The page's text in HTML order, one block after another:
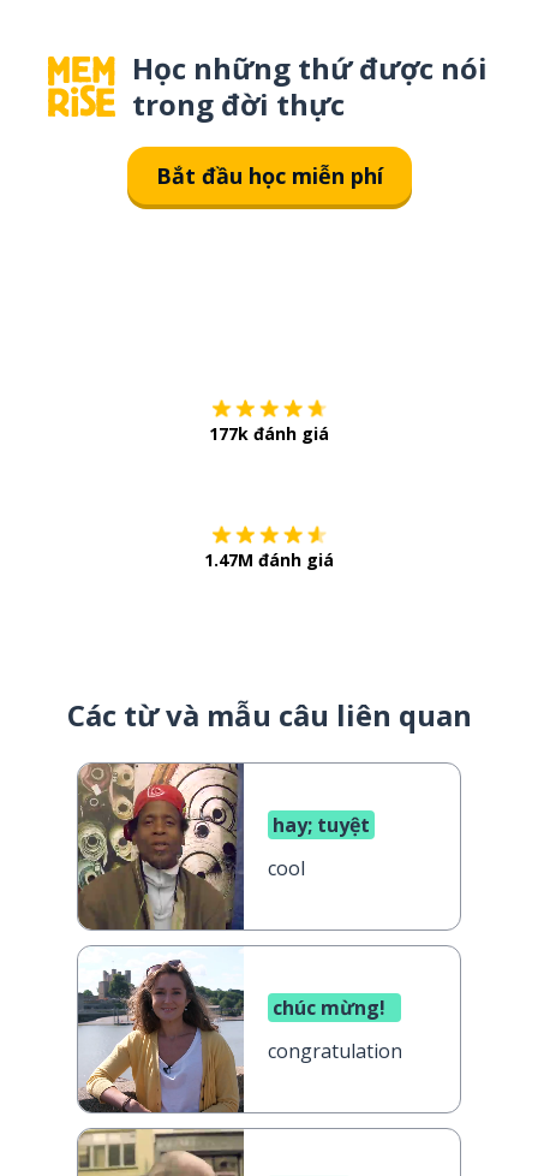
Học những thứ được nói
trong đời thực
Bắt đầu học miễn phí
177k đánh giá
1.47M đánh giá
Các từ và mẫu câu liên quan
hay; tuyệt
cool
chúc mừng!
congratulations!